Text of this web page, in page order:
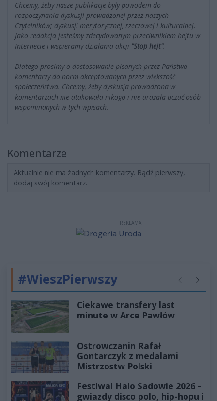
Chcemy, żeby nasze publikacje były powodem do
rozpoczynania dyskusji prowadzonej przez naszych
Czytelników; dyskusji merytorycznej, rzeczowej i kulturalnej.
Jako redakcja jesteśmy zdecydowanym przeciwnikiem hejtu w
Internecie i wspieramy działania akcji "Stop hejt".
Dlatego prosimy o dostosowanie pisanych przez Państwa
komentarzy do norm akceptowanych przez większość
społeczeństwa. Chcemy, żeby dyskusja prowadzona w
komentarzach nie atakowała nikogo i nie urażała uczuć osób
wspominanych w tych wpisach.
Komentarze
Aktualnie nie ma żadnych komentarzy. Bądź pierwszy,
dodaj swój komentarz.
REKLAMA
#WieszPierwszy Poprzednie
Ciekawe transfery last
minute w Arce Pawłów
Ostrowczanin Rafał
Gontarczyk z medalami
Mistrzostw Polski
Festiwal Halo Sadowie 2026 –
gwiazdy disco polo, hip-hopu i